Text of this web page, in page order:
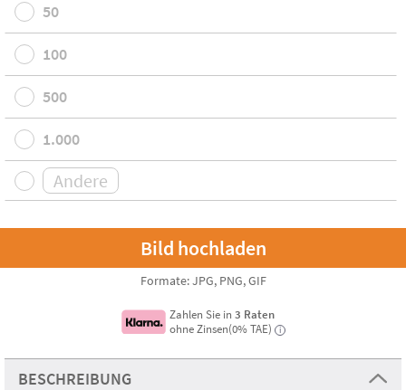
50
100
500
1.000
Formate: JPG, PNG, GIF
Zahlen Sie in3 Raten
ohne Zinsen(0% TAE)
i
BESCHREIBUNG